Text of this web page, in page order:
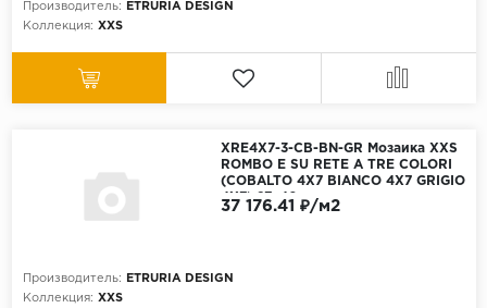
Производитель:
ETRURIA DESIGN
Коллекция: XXS
XRE4X7-3-CB-BN-GR Мозаика XXS
ROMBO E SU RETE A TRE COLORI
(COBALTO 4X7 BIANCO 4X7 GRIGIO
4X7) 27x40 см
Производитель:
ETRURIA DESIGN
Коллекция: XXS
37 176.41 ₽/м2